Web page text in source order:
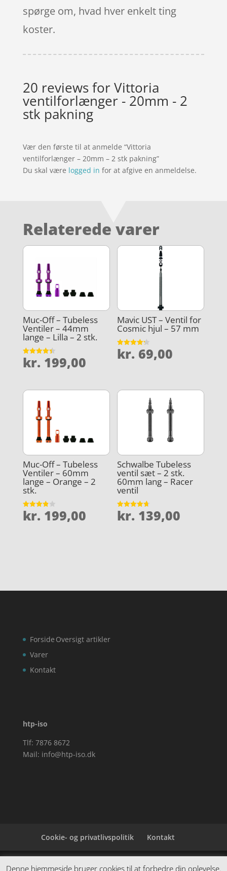
spørge om, hvad hver enkelt ting
koster.
20 reviews forVittoria
ventilforlænger - 20mm - 2
stk pakning
Vær den første til at anmelde “Vittoria
ventilforlænger – 20mm – 2 stk pakning”
Du skal være logged in for at afgive en anmeldelse.
Relaterede varer
Muc-Off – Tubeless
Ventiler – 44mm
lange – Lilla – 2 stk.
Vurderet
4.4
kr. 199,00
Mavic UST – Ventil for
Cosmic hjul – 57 mm
Vurderet
4.2
kr. 69,00
Muc-Off – Tubeless
Ventiler – 60mm
lange – Orange – 2
stk.
Vurderet
3.9
kr. 199,00
Schwalbe Tubeless
ventil sæt – 2 stk.
60mm lang – Racer
ventil
Vurderet
4.7
kr. 139,00
Forside
Varer
Kontakt
Oversigt artikler
htp-iso
Tlf: 7876 8672
Mail: info@htp-iso.dk
Cookie- og privatlivspolitik Kontakt
Denne hjemmeside samler et bredt udvalg af
Denne hjemmeside bruger cookies til at forbedre din oplevelse.